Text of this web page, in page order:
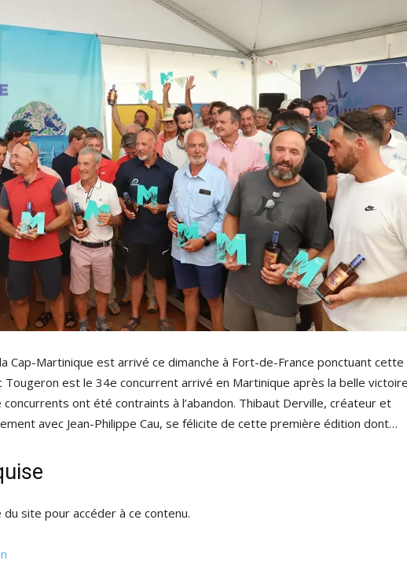
Cap-Martinique est arrivé ce dimanche à Fort-de-France ponctuant cette
est le 34e concurrent arrivé en Martinique après la belle victoire
concurrents ont été contraints à l’abandon. Thibaut Derville, créateur et
avec Jean-Philippe Cau, se félicite de cette première édition dont…
site pour accéder à ce contenu.